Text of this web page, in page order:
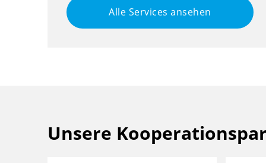
Alle Services ansehen
Unsere